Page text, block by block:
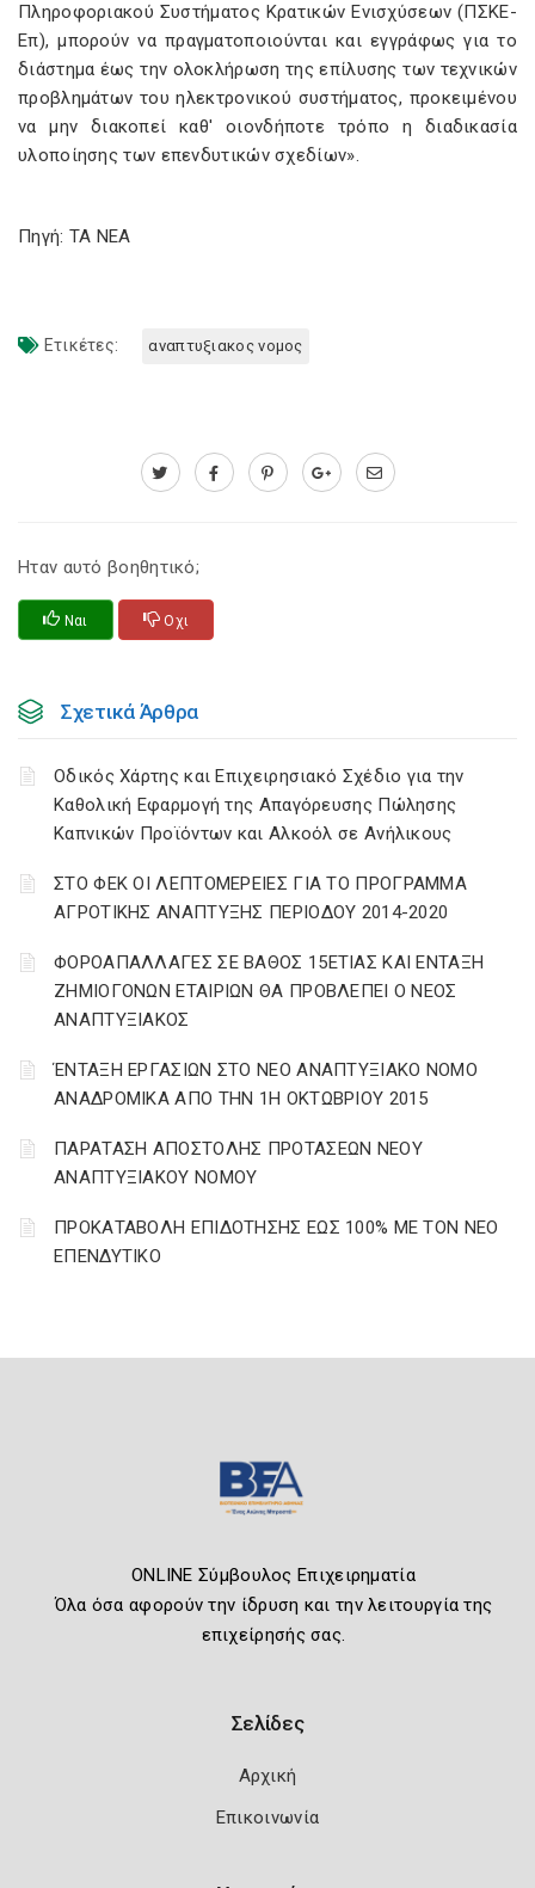
Πληροφοριακού Συστήματος Κρατικών Ενισχύσεων (ΠΣΚΕ-
Επ), μπορούν να πραγματοποιούνται και εγγράφως για το
διάστημα έως την ολοκλήρωση της επίλυσης των τεχνικών
προβλημάτων του ηλεκτρονικού συστήματος, προκειμένου
να μην διακοπεί καθ' οιονδήποτε τρόπο η διαδικασία
υλοποίησης των επενδυτικών σχεδίων».
Πηγή: TA NEA
Ετικέτες: αναπτυξιακος νομος
Ηταν αυτό βοηθητικό;
Ναι Οχι
Σχετικά Άρθρα
Οδικός Χάρτης και Επιχειρησιακό Σχέδιο για την
Καθολική Εφαρμογή της Απαγόρευσης Πώλησης
Καπνικών Προϊόντων και Αλκοόλ σε Ανήλικους
ΣΤΟ ΦΕΚ ΟΙ ΛΕΠΤΟΜΕΡΕΙΕΣ ΓΙΑ ΤΟ ΠΡΟΓΡΑΜΜΑ
ΑΓΡΟΤΙΚΗΣ ΑΝΑΠΤΥΞΗΣ ΠΕΡΙΟΔΟΥ 2014-2020
ΦΟΡΟΑΠΑΛΛΑΓΕΣ ΣΕ ΒΑΘΟΣ 15ΕΤΙΑΣ ΚΑΙ ΕΝΤΑΞΗ
ΖΗΜΙΟΓΟΝΩΝ ΕΤΑΙΡΙΩΝ ΘΑ ΠΡΟΒΛΕΠΕΙ Ο ΝΕΟΣ
ΑΝΑΠΤΥΞΙΑΚΟΣ
ΈΝΤΑΞΗ ΕΡΓΑΣΙΩΝ ΣΤΟ ΝΕΟ ΑΝΑΠΤΥΞΙΑΚΟ ΝΟΜΟ
ΑΝΑΔΡΟΜΙΚΑ ΑΠΟ ΤΗΝ 1Η ΟΚΤΩΒΡΙΟΥ 2015
ΠΑΡΑΤΑΣΗ ΑΠΟΣΤΟΛΗΣ ΠΡΟΤΑΣΕΩΝ ΝΕΟΥ
ΑΝΑΠΤΥΞΙΑΚΟΥ ΝΟΜΟΥ
ΠΡΟΚΑΤΑΒΟΛΗ ΕΠΙΔΟΤΗΣΗΣ ΕΩΣ 100% ΜΕ ΤΟΝ ΝΕΟ
ΕΠΕΝΔΥΤΙΚΟ
ONLINE Σύμβουλος Επιχειρηματία
Όλα όσα αφορούν την ίδρυση και την λειτουργία της
επιχείρησής σας.
Σελίδες
Αρχική
Επικοινωνία